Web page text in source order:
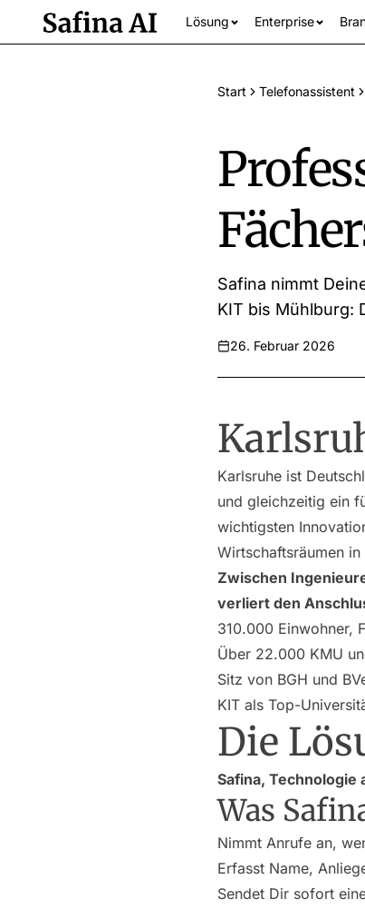
Lösung Enterprise
Start Telefonassistent
Safina nimmt
KIT bis Mühlburg:
26. Februar 2026
Karlsruhe ist
und gleichzeitig ein
wichtigsten
Wirtschaftsräumen in
Zwischen
verliert den
310.000 Einwohner,
Über 22.000 KMU
Sitz von BGH und
KIT als Top-
Die
Safina,
Was
Nimmt Anrufe an,
Erfasst Name,
Sendet Dir sofort